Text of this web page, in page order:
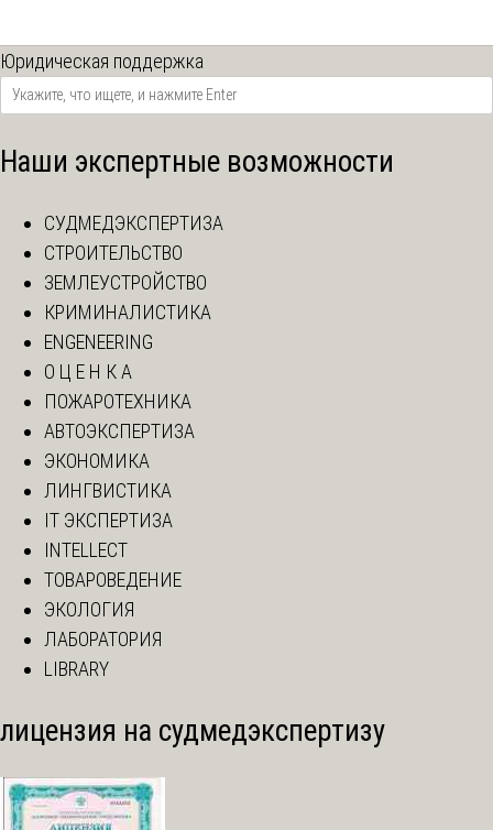
Юридическая поддержка
Наши экспертные возможности
СУДМЕДЭКСПЕРТИЗА
СТРОИТЕЛЬСТВО
ЗЕМЛЕУСТРОЙСТВО
КРИМИНАЛИСТИКА
ENGENEERING
О Ц Е Н К А
ПОЖАРОТЕХНИКА
АВТОЭКСПЕРТИЗА
ЭКОНОМИКА
ЛИНГВИСТИКА
IT ЭКСПЕРТИЗА
INTELLECT
ТОВАРОВЕДЕНИЕ
ЭКОЛОГИЯ
ЛАБОРАТОРИЯ
LIBRARY
лицензия на судмедэкспертизу